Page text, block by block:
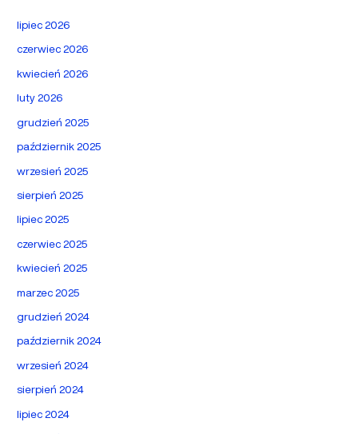
lipiec 2026
czerwiec 2026
kwiecień 2026
luty 2026
grudzień 2025
październik 2025
wrzesień 2025
sierpień 2025
lipiec 2025
czerwiec 2025
kwiecień 2025
marzec 2025
grudzień 2024
październik 2024
wrzesień 2024
sierpień 2024
lipiec 2024